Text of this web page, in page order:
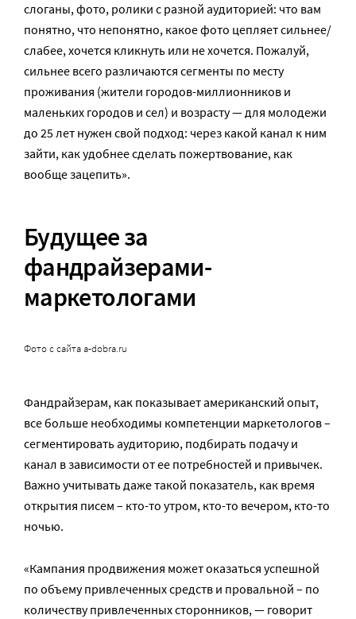
слоганы, фото, ролики с разной аудиторией: что вам
понятно, что непонятно, какое фото цепляет сильнее/
слабее, хочется кликнуть или не хочется. Пожалуй,
сильнее всего различаются сегменты по месту
проживания (жители городов-миллионников и
маленьких городов и сел) и возрасту — для молодежи
до 25 лет нужен свой подход: через какой канал к ним
зайти, как удобнее сделать пожертвование, как
вообще зацепить».
Будущее за
фандрайзерами-
маркетологами
Фото с сайта a-dobra.ru
Фандрайзерам, как показывает американский опыт,
все больше необходимы компетенции маркетологов –
сегментировать аудиторию, подбирать подачу и
канал в зависимости от ее потребностей и привычек.
Важно учитывать даже такой показатель, как время
открытия писем – кто-то утром, кто-то вечером, кто-то
ночью.
«Кампания продвижения может оказаться успешной
по объему привлеченных средств и провальной – по
количеству привлеченных сторонников, — говорит